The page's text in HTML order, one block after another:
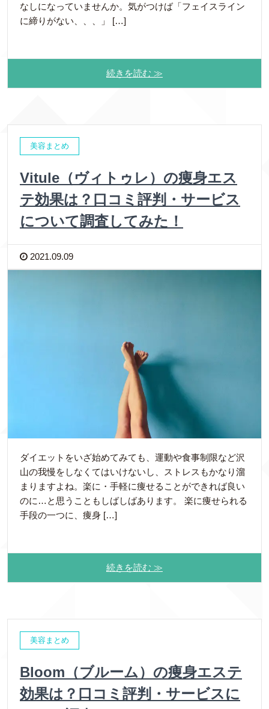
なしになっていませんか。気がつけば「フェイスライン
に締りがない、、、」 […]
続きを読む ≫
美容まとめ
Vitule（ヴィトゥレ）の痩身エス
テ効果は？口コミ評判・サービス
について調査してみた！
2021.09.09
ダイエットをいざ始めてみても、運動や食事制限など沢
山の我慢をしなくてはいけないし、ストレスもかなり溜
まりますよね。楽に・手軽に痩せることができれば良い
のに…と思うこともしばしばあります。 楽に痩せられる
手段の一つに、痩身 […]
続きを読む ≫
美容まとめ
Bloom（ブルーム）の痩身エステ
効果は？口コミ評判・サービスに